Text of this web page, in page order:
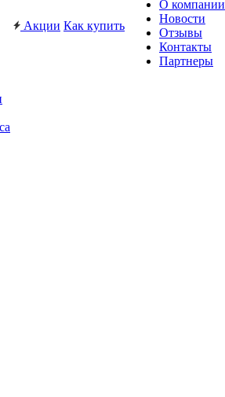
Акции Как купить
О компании
Новости
Отзывы
Контакты
Партнеры